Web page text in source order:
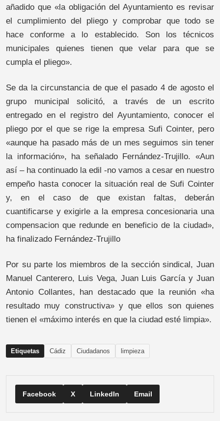
añadido que «la obligación del Ayuntamiento es revisar
el cumplimiento del pliego y comprobar que todo se
hace conforme a lo establecido. Son los técnicos
municipales quienes tienen que velar para que se
cumpla el pliego».
Se da la circunstancia de que el pasado 4 de agosto el
grupo municipal solicitó, a través de un escrito
entregado en el registro del Ayuntamiento, conocer el
pliego por el que se rige la empresa Sufi Cointer, pero
«aunque ha pasado más de un mes seguimos sin tener
la información», ha señalado Fernández-Trujillo. «Aun
así – ha continuado la edil -no vamos a cesar en nuestro
empeño hasta conocer la situación real de Sufi Cointer
y, en el caso de que existan faltas, deberán
cuantificarse y exigirle a la empresa concesionaria una
compensacion que redunde en beneficio de la ciudad»,
ha finalizado Fernández-Trujillo
Por su parte los miembros de la sección sindical, Juan
Manuel Canterero, Luis Vega, Juan Luis García y Juan
Antonio Collantes, han destacado que la reunión «ha
resultado muy constructiva» y que ellos son quienes
tienen el «máximo interés en que la ciudad esté limpia».
Etiquetas Cádiz Ciudadanos limpieza
Facebook X LinkedIn Email